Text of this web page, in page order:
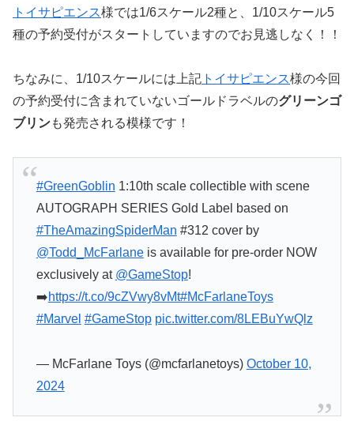
トイサピエンス様では1/6スケール2種と、1/10スケール5
種の予約受付がスタートしていますのでお見逃しなく！！
ちなみに、1/10スケールには上記 トイサピエンス様の今回
の予約受付に含まれていないゴールドラベルのグリーンゴ
ブリンも発売される模様です！
#GreenGoblin 1:10th scale collectible with scene
AUTOGRAPH SERIES Gold Label based on
#TheAmazingSpiderMan #312 cover by
@Todd_McFarlaneis available for pre-order NOW
exclusively at @GameStop!
➡️https://t.co/9cZVwy8vMt#McFarlaneToys
#Marvel #GameStop pic.twitter.com/8LEBuYwQlz
— McFarlane Toys (@mcfarlanetoys) October 10,
2024